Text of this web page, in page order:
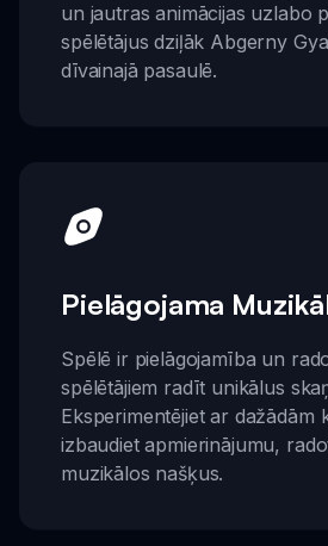
un jautras animācijas uzlabo
spēlētājus dziļāk Abgerny
dīvainajā pasaulē.
Pielāgojama
Spēlē ir pielāgojamība un
spēlētājiem radīt unikālus
Eksperimentējiet ar dažādām
izbaudiet apmierinājumu,
muzikālos našķus.